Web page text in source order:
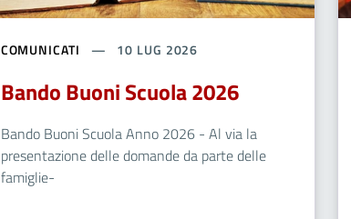
COMUNICATI 10 LUG 2026
Bando Buoni Scuola 2026
Bando Buoni Scuola Anno 2026 - Al via la
presentazione delle domande da parte delle
famiglie-